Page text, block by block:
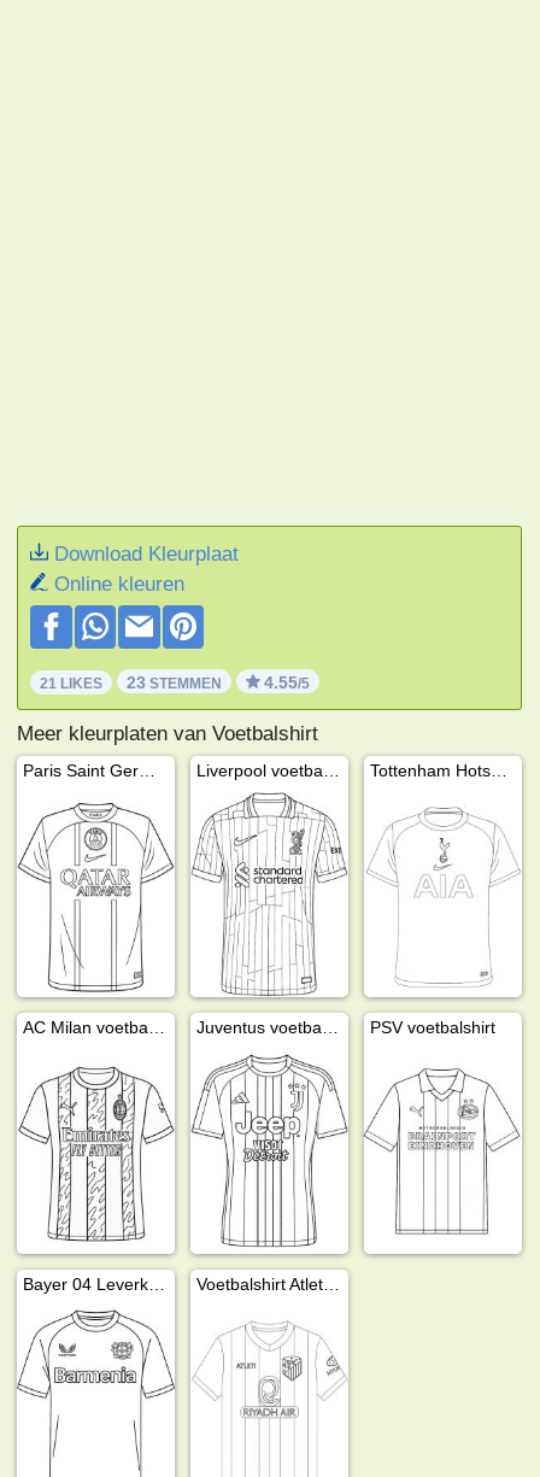
Download Kleurplaat
Online kleuren
21 LIKES 23 STEMMEN 4.55/5
Meer kleurplaten van Voetbalshirt
PSV voetbalshirt